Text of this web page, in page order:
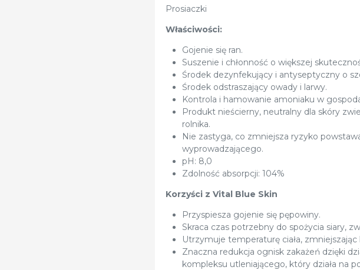
Prosiaczki
Właściwości:
Gojenie się ran.
Suszenie i chłonność o większej
Środek dezynfekujący i antyseptyczny o
Środek odstraszający owady i larwy.
Kontrola i hamowanie amoniaku w
Produkt nieścierny, neutralny dla skóry
rolnika.
Nie zastyga, co zmniejsza ryzyko
wyprowadzającego.
pH: 8,0
Zdolność absorpcji: 104%
Korzyści z Vital Blue Skin
Przyspiesza gojenie się pępowiny.
Skraca czas potrzebny do spożycia siary,
Utrzymuje temperaturę ciała,
Znaczna redukcja ognisk zakażeń dzięki
kompleksu utleniającego, który działa na